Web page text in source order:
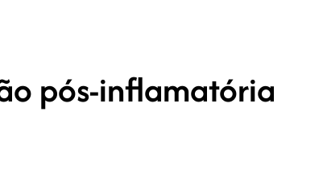
pós-inflamatória